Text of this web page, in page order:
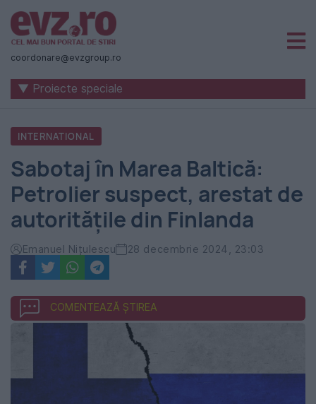
Știri
naționale
internaționale
România
-
Evenimentul
Zilei
coordonare@evzgroup.ro
▼ Proiecte speciale
INTERNATIONAL
Sabotaj în Marea Baltică:
Petrolier suspect, arestat de
autoritățile din Finlanda
Emanuel Nițulescu 28 decembrie 2024, 23:03
COMENTEAZĂ ȘTIREA